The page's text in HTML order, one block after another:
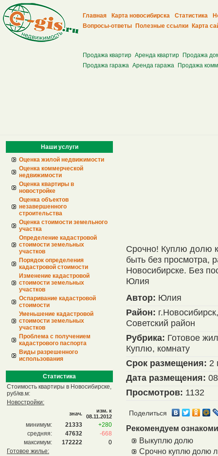
Главная Карта новосибирска Статистика
Вопросы-ответы
Полезные ссылки Карта
Продажа квартир Аренда квартир
Продажа
Продажа гаража Аренда гаража Продажа
Наши услуги
Оценка жилой недвижимости
Оценка коммерческой
недвижимости
Оценка квартиры в
новостройке
Оценка объектов
незавершенного
строительства
Оценка стоимости земельного
участка
Определение кадастровой
стоимости земельных
участков
Порядок определения
кадастровой стоимости
Изменение кадастровой
стоимости земельных
участков
Оспаривание кадастровой
стоимости
Уменьшение кадастровой
стоимости земельных
участков
Проблема с получением
кадастрового паспорта
Виды разрешенного
использования
Статистика
Стоимость квартиры в Новосибирске,
руб/кв.м:
Новостройки:
знач.
изм. к
08.11.2012
минимум: 21333
+280
средняя:
47632
-668
максимум:
172222
0
Готовое жилье:
Срочно! Куплю долю
быть без просмотра,
Новосибирске. Без
Юлия
Автор: Юлия
Район: г.Новосибирск,
Советский район
Рубрика: Готовое
Куплю, комнату
Срок размещения: 2
Дата размещения:
Просмотров: 1132
Поделиться
Рекомендуем
Выкуплю долю
Срочно куплю долю